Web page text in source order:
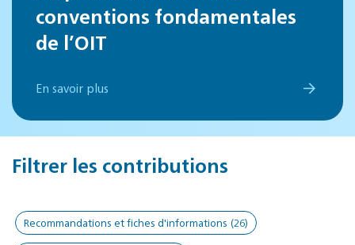
conventions fondamentales
de l’OIT
En savoir plus
Filtrer les contributions
Recommandations et fiches d'informations (26)